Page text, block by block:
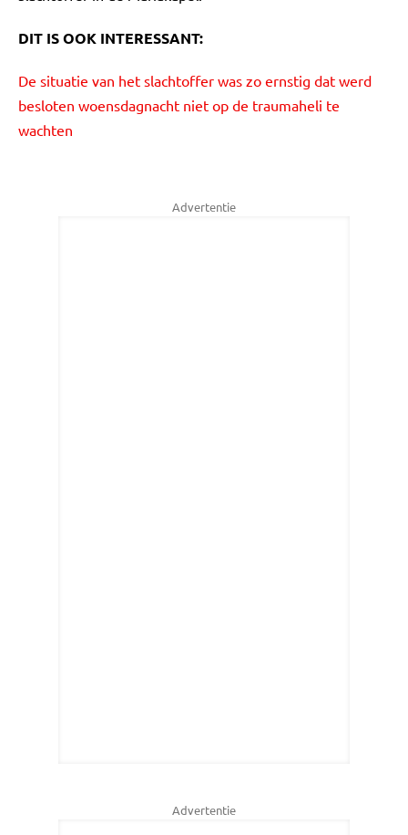
DIT IS OOK INTERESSANT:
De situatie van het slachtoffer was zo ernstig dat werd
besloten woensdagnacht niet op de traumaheli te
wachten
Advertentie
Advertentie